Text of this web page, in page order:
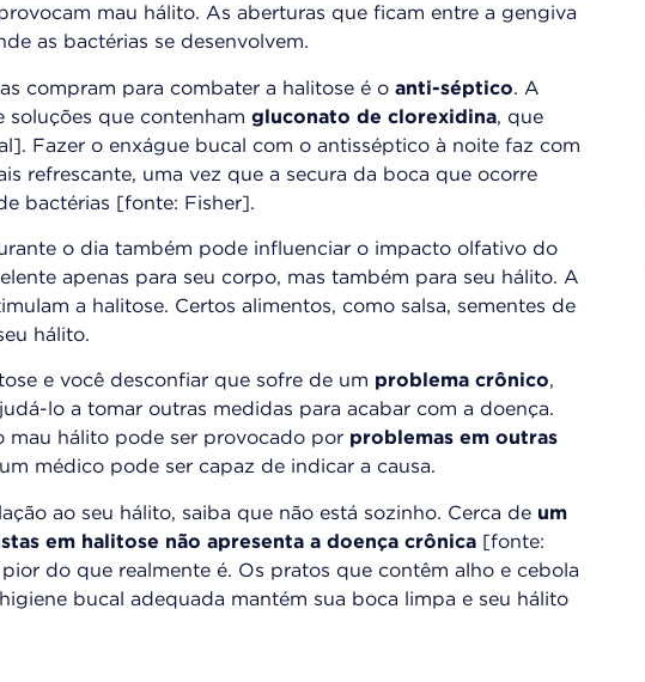
mau hálito. As aberturas que ficam entre a gengiva
as bactérias se desenvolvem.
compram para combater a halitose é o anti-séptico. A
soluções que contenham gluconato de clorexidina, que
Fazer o enxágue bucal com o antisséptico à noite faz com
refrescante, uma vez que a secura da boca que ocorre
bactérias [fonte: Fisher].
o dia também pode influenciar o impacto olfativo do
apenas para seu corpo, mas também para seu hálito. A
a halitose. Certos alimentos, como salsa, sementes de
hálito.
e você desconfiar que sofre de um problema crônico,
lo a tomar outras medidas para acabar com a doença.
mau hálito pode ser provocado por problemas em outras
médico pode ser capaz de indicar a causa.
ao seu hálito, saiba que não está sozinho. Cerca de um
em halitose não apresenta a doença crônica [fonte:
do que realmente é. Os pratos que contêm alho e cebola
bucal adequada mantém sua boca limpa e seu hálito